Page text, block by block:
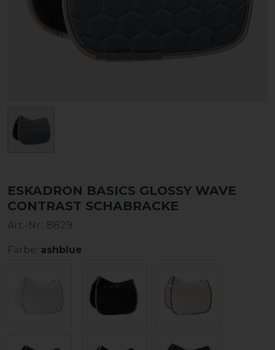
ESKADRON BASICS GLOSSY WAVE
CONTRAST SCHABRACKE
Art.-Nr.: 8829
Farbe: ashblue